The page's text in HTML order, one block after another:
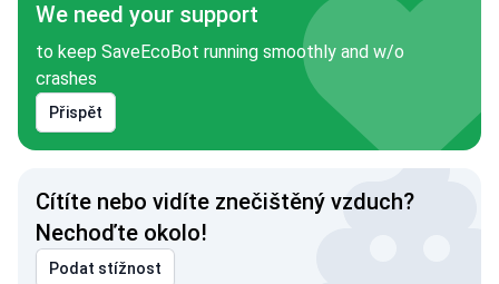
We need your support
to keep SaveEcoBot running smoothly and w/o
crashes
Přispět
Cítíte nebo vidíte znečištěný vzduch?
Nechoďte okolo!
Podat stížnost